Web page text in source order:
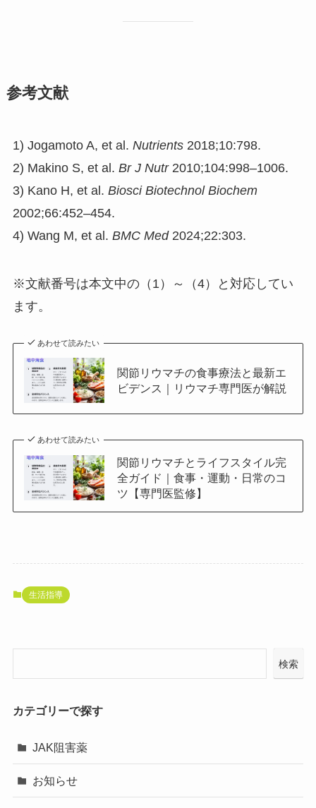
参考文献
1) Jogamoto A, et al. Nutrients2018;10:798.
2) Makino S, et al. Br J Nutr2010;104:998–1006.
3) Kano H, et al. Biosci Biotechnol Biochem
2002;66:452–454.
4) Wang M, et al. BMC Med2024;22:303.
※文献番号は本文中の（1）～（4）と対応してい
ます。
あわせて読みたい
関節リウマチの食事療法と最新エ
ビデンス｜リウマチ専門医が解説
あわせて読みたい
関節リウマチとライフスタイル完
全ガイド｜食事・運動・日常のコ
ツ【専門医監修】
生活指導
検索
カテゴリーで探す
JAK阻害薬
お知らせ